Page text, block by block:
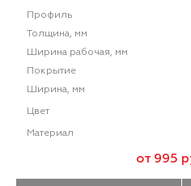
Профиль
Толщина, мм
Ширина рабочая, мм
Покрытие
Ширина, мм
Цвет
Материал
от 995